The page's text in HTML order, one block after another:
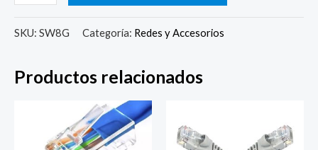
SKU: SW8G Categoría: Redes y Accesorios
Productos relacionados